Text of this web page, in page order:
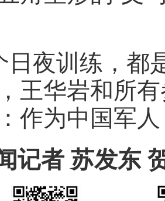
日夜训练，都
王华岩和所
作为中国军
记者 苏发东